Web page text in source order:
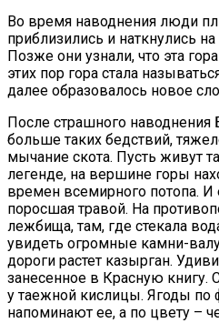
Во время наводнения люди
приблизились и наткнулись
Позже они узнали, что эта
этих пор гора стала
далее образовалось новое
После страшного наводнения
больше таких бедствий,
мычание скота. Пусть живут
легенде, на вершине горы
времен всемирного потопа.
поросшая травой. На
лежбища, там, где стекала
увидеть огромные камни-
дороги растет казырган.
занесенное в Красную книгу.
у таежной кислицы. Ягоды по
напоминают ее, а по цвету –